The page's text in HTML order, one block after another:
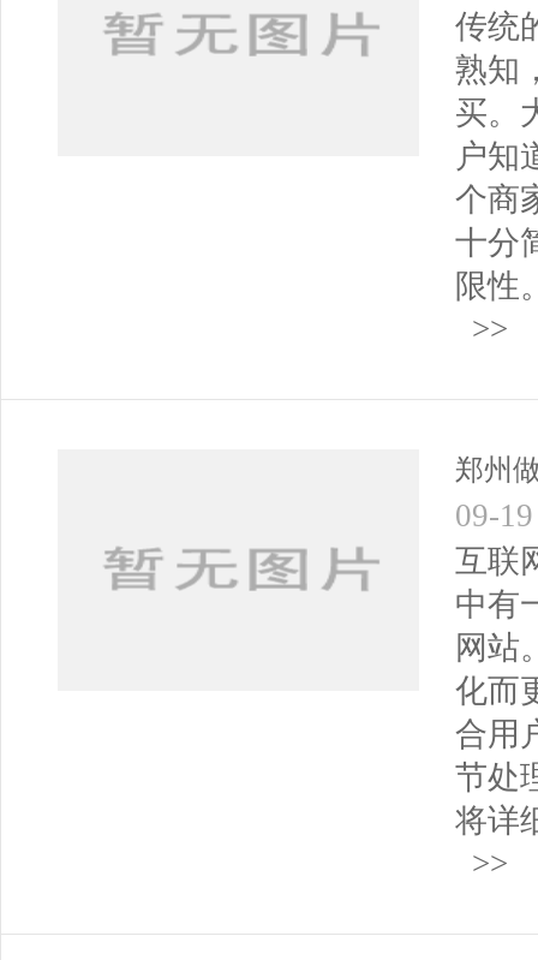
传统
熟知
买。
户知
个商
十分
限性
>>
郑州
09-19
互联
中有
网站
化而
合用
节处
将详
>>